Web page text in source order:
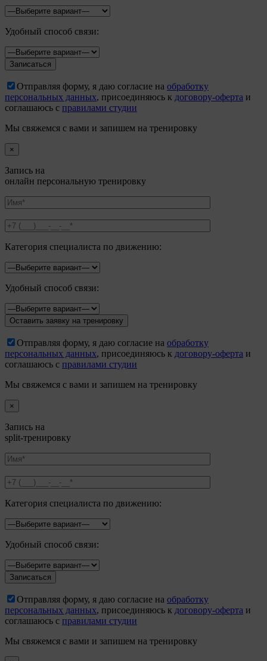
Удобный способ связи:
Отправляя форму, я даю согласие на обработку
персональных данных, присоединяюсь к договору-оферта и
соглашаюсь с правилами студии
Мы свяжемся с вами и запишем на тренировку
×
Запись на
онлайн персональную тренировку
Категория специалиста по движению:
Удобный способ связи:
Отправляя форму, я даю согласие на обработку
персональных данных, присоединяюсь к договору-оферта и
соглашаюсь с правилами студии
Мы свяжемся с вами и запишем на тренировку
×
Запись на
split-тренировку
Категория специалиста по движению:
Удобный способ связи:
Отправляя форму, я даю согласие на обработку
персональных данных, присоединяюсь к договору-оферта и
соглашаюсь с правилами студии
Мы свяжемся с вами и запишем на тренировку